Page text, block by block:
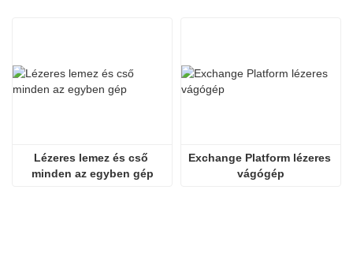
Lézeres lemez és cső
minden az egyben gép
Exchange Platform lézeres
vágógép